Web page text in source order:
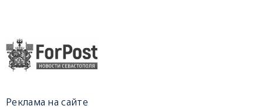
Реклама на сайте